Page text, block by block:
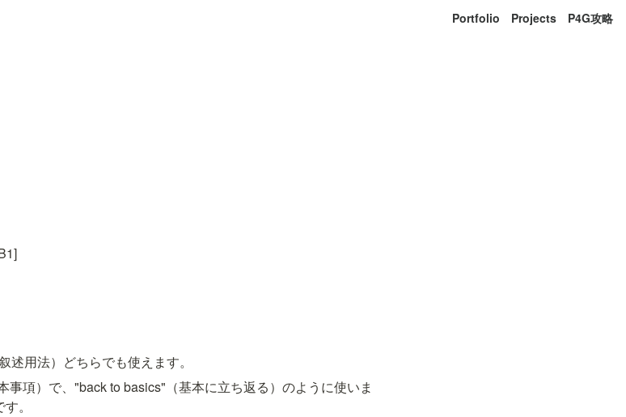
Portfolio Projects P4G攻略
用法）どちらでも使えます。
項）で、"back to basics"（基本に立ち返る）のように使いま
。